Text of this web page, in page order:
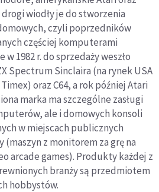
wiodły je do stworzenia
czyli poprzedników
częściej komputerami
w 1982 r. do sprzedaży weszło
Spectrum Sinclaira (na rynek USA
oraz C64, a rok później Atari
marka ma szczególne zasługi
ale i domowych konsoli
w miejscach publicznych
z monitorem za grę na
arcade games). Produkty każdej z
branży są przedmiotem
hobbystów.